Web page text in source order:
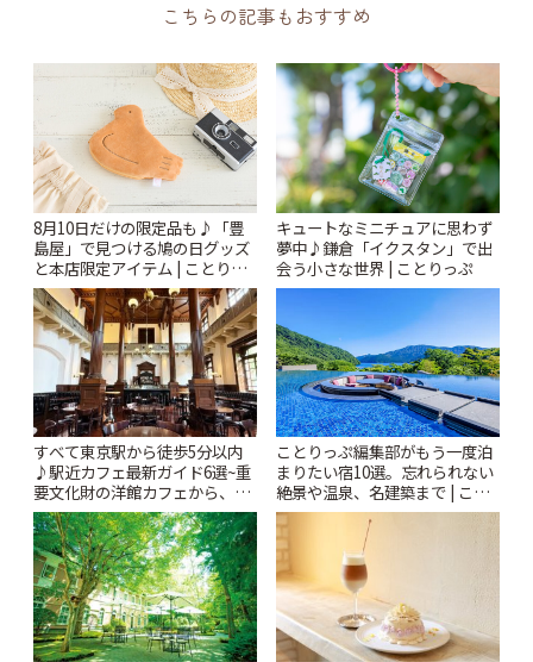
こちらの記事もおすすめ
8月10日だけの限定品も♪「豊
島屋」で見つける鳩の日グッズ
と本店限定アイテム | ことりっ
ぷ
キュートなミニチュアに思わず
夢中♪鎌倉「イクスタン」で出
会う小さな世界 | ことりっぷ
すべて東京駅から徒歩5分以内
♪駅近カフェ最新ガイド6選~重
要文化財の洋館カフェから、改
札すぐのレトロ喫茶まで~ | こと
りっぷ
ことりっぷ編集部がもう一度泊
まりたい宿10選。忘れられない
絶景や温泉、名建築まで | こと
りっぷ